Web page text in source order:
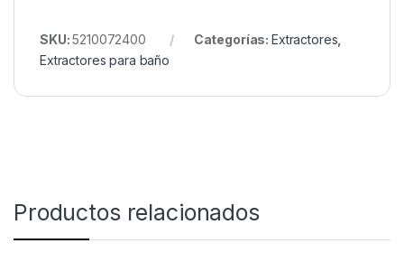
SKU:5210072400 Categorías: Extractores
Extractores para baño
Productos relacionados